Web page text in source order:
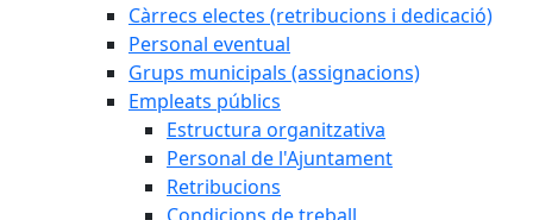
Càrrecs electes (retribucions i dedicació)
Personal eventual
Grups municipals (assignacions)
Empleats públics
Estructura organitzativa
Personal de l'Ajuntament
Retribucions